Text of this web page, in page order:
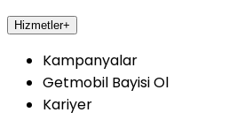
Hizmetler+
Kampanyalar
Getmobil Bayisi Ol
Kariyer